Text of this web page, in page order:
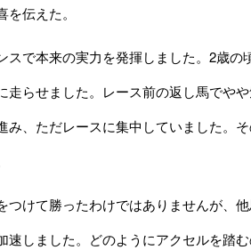
伝えた。
で本来の実力を発揮しました。2歳の
らせました。レース前の返し馬でや
、ただレースに集中していました。
けて勝ったわけではありませんが、
しました。どのようにアクセルを踏